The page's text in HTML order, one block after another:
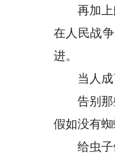
再加
在人民战
进。
当人
告别
假如没有
给虫